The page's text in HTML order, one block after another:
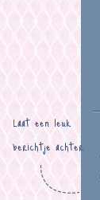
Laat een leuk
berichtje achter